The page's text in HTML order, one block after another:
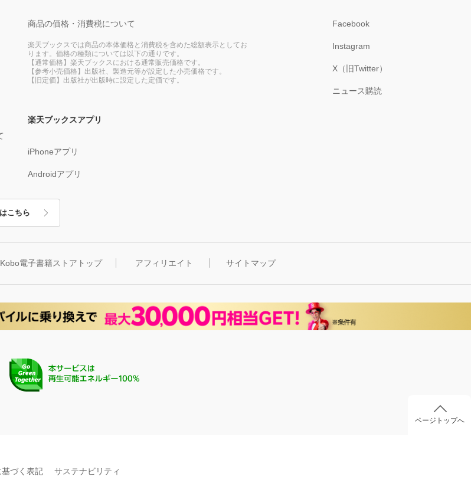
商品の価格・消費税について
楽天ブックスでは商品の本体価格と消費税を含めた総額表示としてお
ります。価格の種類については以下の通りです。
【通常価格】楽天ブックスにおける通常販売価格です。
【参考小売価格】出版社、製造元等が設定した小売価格です。
【旧定価】出版社が出版時に設定した定価です。
楽天ブックスアプリ
iPhoneアプリ
Androidアプリ
Facebook
Instagram
X（旧Twitter）
ニュース購読
こちら
電子書籍ストアトップ アフィリエイト サイトマップ
ページトップへ
づく表記 サステナビリティ